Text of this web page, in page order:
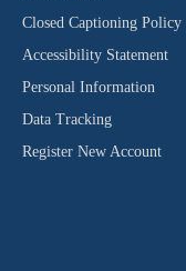
Closed Captioning Policy
Accessibility Statement
Personal Information
Data Tracking
Register New Account